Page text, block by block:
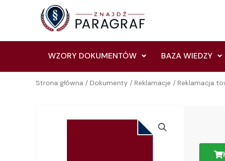
WZORY DOKUMENTÓW BAZA WIEDZY
Strona główna / Dokumenty / Reklamacje / Reklamacja